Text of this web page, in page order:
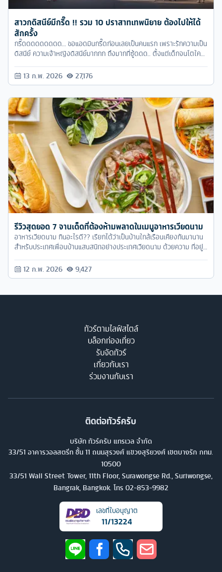
สาวกดิสนีย์มีกรี๊ด !! รวม 10 ปราสาทเทพนิยาย ต้องไปให้ได้
สักครั้ง
กรี๊ดดดดดดดดด… ขอแอดมินกรี๊ดก่อนเลยเป็นคนแรก เพราะรักความเป็น
ดิสนีย์ ความเจ้าหญิงดิสนีย์มากกก ถึงมากที่ซู้ดดด.. ตั้งแต่เด็กจนโตใคร
ที่ดูการ์ตูนของดิสนีย์ ก็จะเห็นว่าเจ้าหญิงแต่ละคนก็มีปราสาทเป็นของตัว
เอง แล้วเด็กน้อยอย่างเราก็จะมโนไปว่า อยากจะมีปราสาทแบบนี้บ้างอะไร
บ้าง
13 ก.พ. 2026 27,176
รีวิวสุดยอด 7 จานเด็ดที่ต้องห้ามพลาดในเมนูอาหารเวียดนาม
อาหารเวียดนาม กินอะไรดี?? เรียกได้ว่าเป็นบ้านใกล้เรือนเคียงกันมานาน
สำหรับประเทศเพื่อนบ้านแสนสนิทอย่างประเทศเวียดนาม ด้วยความ ที่อยู่
แตกต่างกันมากนัก
12 ก.พ. 2026 9,427
ทัวร์ตามไลฟ์สไตล์
บล็อกท่องเที่ยว
รับจัดทัวร์
เกี่ยวกับเรา
ร่วมงานกับเรา
ติดต่อทัวร์ครับ
บริษัท ทัวร์ครับ แทรเวล จำกัด
33/51 อาคารวอลสตรีท ชั้น 11 ถนนสุรวงศ์ แขวงสุริยวงศ์ เขตบางรัก กทม.
10500
33/51 Wall Street Tower, 11th Floor, Surawongse Rd., Suriwongse,
Bangrak, Bangkok. โทร 02-853-9982
เลขที่ใบอนุญาต
11/13224